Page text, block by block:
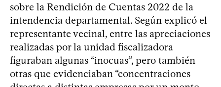
sobre la Rendición de Cuentas 2022 de la
intendencia departamental. Según explicó el
representante vecinal, entre las apreciaciones
realizadas por la unidad fiscalizadora
figuraban algunas “inocuas”, pero también
otras que evidenciaban “concentraciones